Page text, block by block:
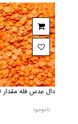
دال عدس فله مقدار 250 گرم
ناموجود